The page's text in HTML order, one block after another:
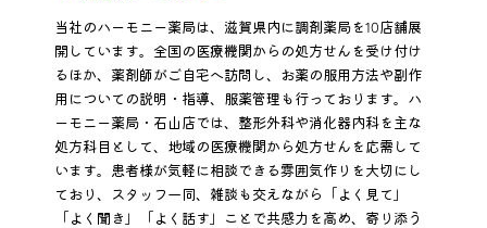
当社のハーモニー薬局は、滋賀県内に調剤薬局を10店舗展
開しています。全国の医療機関からの処方せんを受け付け
るほか、薬剤師がご自宅へ訪問し、お薬の服用方法や副作
用についての説明・指導、服薬管理も行っております。ハ
ーモニー薬局・石山店では、整形外科や消化器内科を主な
処方科目として、地域の医療機関から処方せんを応需して
います。患者様が気軽に相談できる雰囲気作りを大切にし
ており、スタッフ一同、雑談も交えながら「よく見て」
「よく聞き」「よく話す」ことで共感力を高め、寄り添う